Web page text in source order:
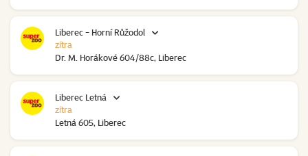
Liberec - Horní Růžodol
Dr. M. Horákové 604/88c, Liberec
zítra
Liberec Letná
Letná 605, Liberec
zítra